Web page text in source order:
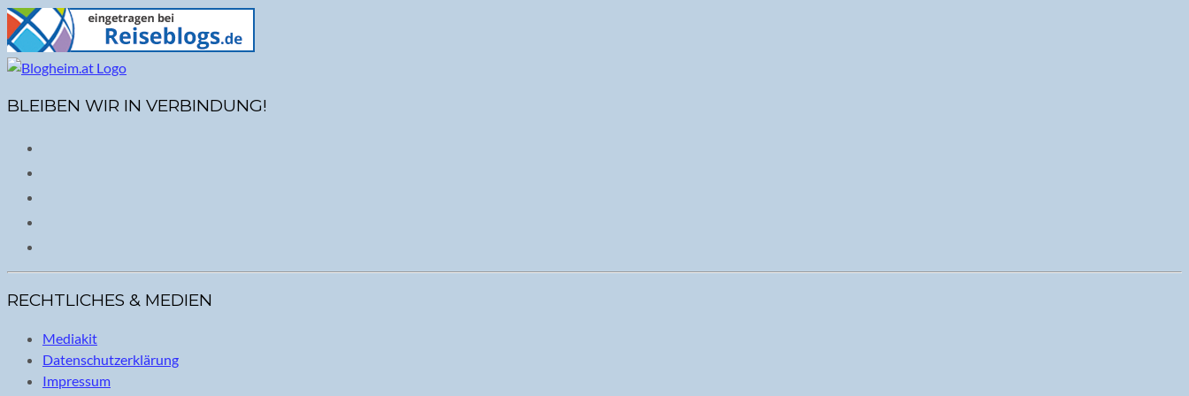
BLEIBEN WIR IN VERBINDUNG!
RECHTLICHES & MEDIEN
Mediakit
Datenschutzerklärung
Impressum